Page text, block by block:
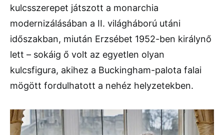
kulcsszerepet játszott a monarchia
modernizálásában a II. világháború utáni
időszakban, miután Erzsébet 1952-ben királynő
lett – sokáig ő volt az egyetlen olyan
kulcsfigura, akihez a Buckingham-palota falai
mögött fordulhatott a nehéz helyzetekben.